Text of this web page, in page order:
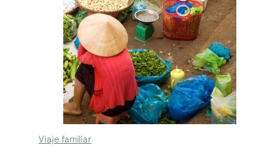
Viaje familiar